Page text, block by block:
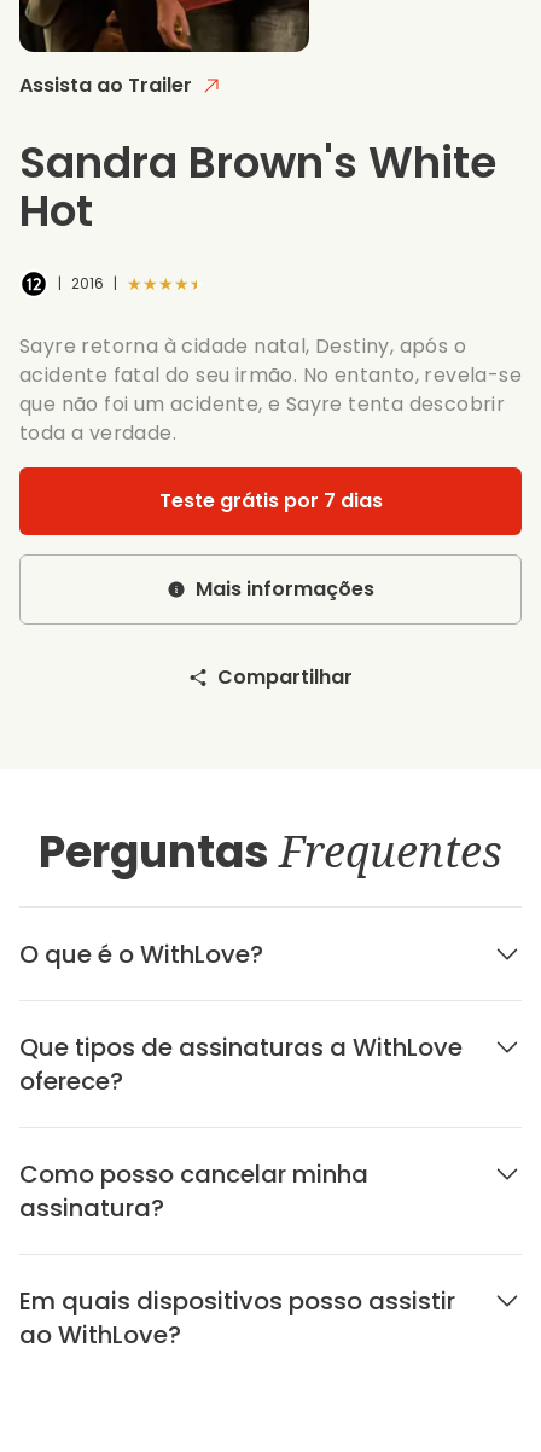
Assista ao Trailer
Sandra Brown's White
Hot
| 2016 | ★★★★★
Sayre retorna à cidade natal, Destiny, após o
acidente fatal do seu irmão. No entanto, revela-se
que não foi um acidente, e Sayre tenta descobrir
toda a verdade.
Teste grátis por 7 dias
Mais informações
Compartilhar
PerguntasFrequentes
O que é o WithLove?
Que tipos de assinaturas a WithLove
oferece?
Como posso cancelar minha
assinatura?
Em quais dispositivos posso assistir
ao WithLove?